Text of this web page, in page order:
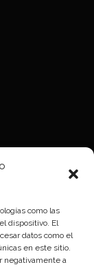
como las
dispositivo. El
datos como el
en este sitio.
negativamente a